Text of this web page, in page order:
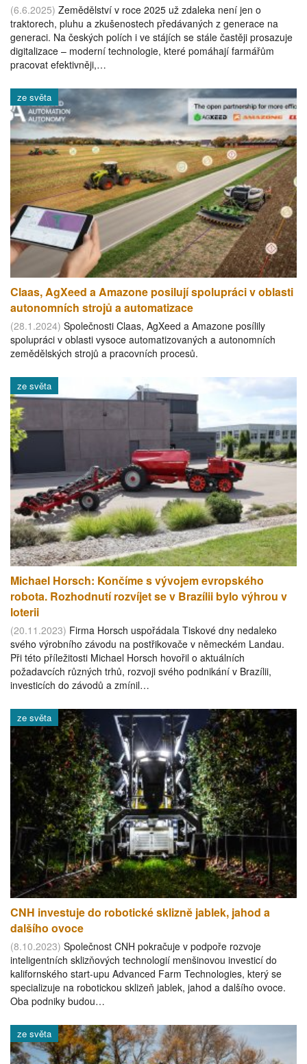
(6.6.2025) Zemědělství v roce 2025 už zdaleka není jen o
traktorech, pluhu a zkušenostech předávaných z generace na
generaci. Na českých polích i ve stájích se stále častěji prosazuje
digitalizace – moderní technologie, které pomáhají farmářům
pracovat efektivněji,…
ze světa
Claas, AgXeed a Amazone posilují spolupráci v oblasti
autonomních strojů a automatizace
(28.1.2024) Společnosti Claas, AgXeed a Amazone posílily
spolupráci v oblasti vysoce automatizovaných a autonomních
zemědělských strojů a pracovních procesů.
ze světa
Michael Horsch: Končíme s vývojem evropského
robota. Rozhodnutí rozvíjet se v Brazílii bylo výhrou v
loterii
(20.11.2023) Firma Horsch uspořádala Tiskové dny nedaleko
svého výrobního závodu na postřikovače v německém Landau.
Při této příležitosti Michael Horsch hovořil o aktuálních
požadavcích různých trhů, rozvoji svého podnikání v Brazílii,
investicích do závodů a zmínil…
ze světa
CNH investuje do robotické sklizně jablek, jahod a
dalšího ovoce
(8.10.2023) Společnost CNH pokračuje v podpoře rozvoje
inteligentních sklizňových technologií menšinovou investicí do
kalifornského start-upu Advanced Farm Technologies, který se
specializuje na robotickou sklizeň jablek, jahod a dalšího ovoce.
Oba podniky budou…
ze světa